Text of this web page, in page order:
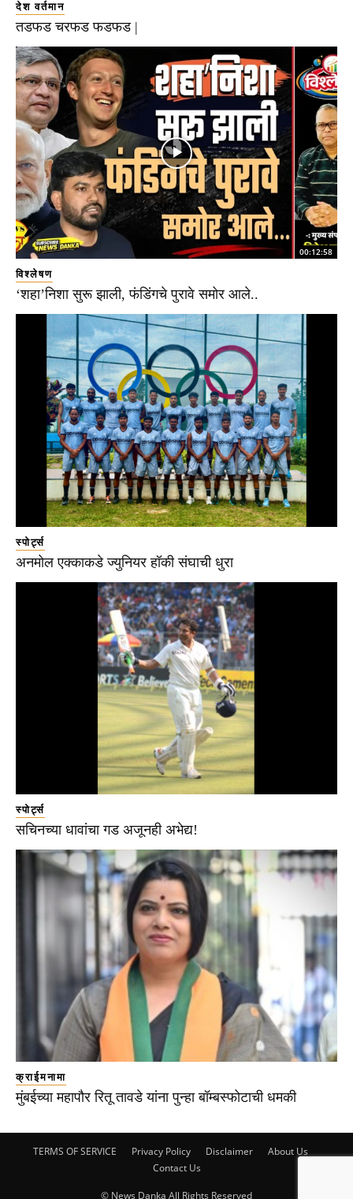
देश वर्तमान
तडफड चरफड फडफड |
00:12:58
विश्लेषण
‘शहा’निशा सुरू झाली, फंडिंगचे पुरावे समोर आले..
स्पोर्ट्स
अनमोल एक्काकडे ज्युनियर हॉकी संघाची धुरा
स्पोर्ट्स
सचिनच्या धावांचा गड अजूनही अभेद्य!
क्राईमनामा
मुंबईच्या महापौर रितू तावडे यांना पुन्हा बॉम्बस्फोटाची धमकी
TERMS OF SERVICE Privacy Policy Disclaimer
About Us
Contact Us
© News Danka All Rights Reserved